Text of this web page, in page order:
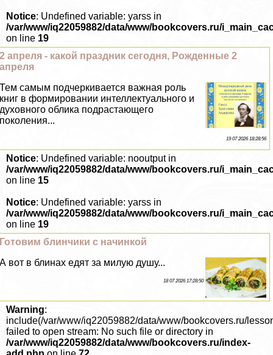
Notice: Undefined variable: yarss in
/var/www/iq22059882/data/www/bookcovers.ru/
on line 19
2 апреля - какой праздник сегодня, Рожденные 2
апреля
Тем самым подчеркивается важная роль
книг в формировании интеллектуального и
духовного облика подрастающего
поколения...
19 07 2026 18:28:56
Notice: Undefined variable: nooutput in
/var/www/iq22059882/data/www/bookcovers.ru/
on line 15
Notice: Undefined variable: yarss in
/var/www/iq22059882/data/www/bookcovers.ru/
on line 19
Готовим блинчики с начинкой
А вот в блинах едят за милую душу...
18 07 2026 17:28:50
Warning:
include(/var/www/iq22059882/data/www/bookcovers.ru/
failed to open stream: No such file or directory in
/var/www/iq22059882/data/www/bookcovers.ru/index-